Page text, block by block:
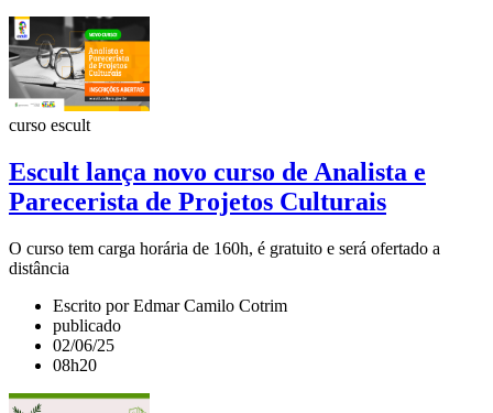
curso escult
Escult lança novo curso de Analista e
Parecerista de Projetos Culturais
O curso tem carga horária de 160h, é gratuito e será ofertado a
distância
Escrito por Edmar Camilo Cotrim
publicado
02/06/25
08h20